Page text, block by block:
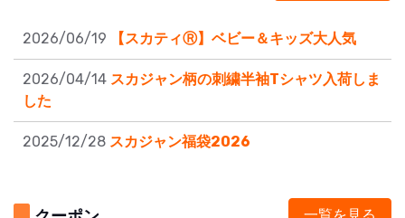
2026/06/19 【スカティⓇ】ベビー＆キッズ大人気
2026/04/14 スカジャン柄の刺繍半袖Tシャツ入荷しま
した
2025/12/28 スカジャン福袋2026